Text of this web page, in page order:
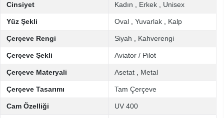
Cinsiyet Kadın Erkek Unisex
Yüz Şekli Oval Yuvarlak Kalp
Çerçeve Rengi Siyah Kahverengi
Çerçeve Şekli Aviator / Pilot
Çerçeve Materyali Asetat Metal
Çerçeve Tasarımı Tam Çerçeve
Cam Özelliği UV 400